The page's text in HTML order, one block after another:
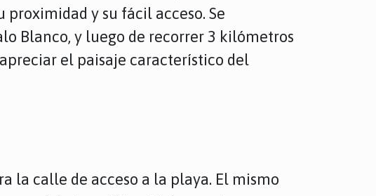
proximidad y su fácil acceso. Se
Blanco, y luego de recorrer 3 kilómetros
el paisaje característico del
la calle de acceso a la playa. El mismo